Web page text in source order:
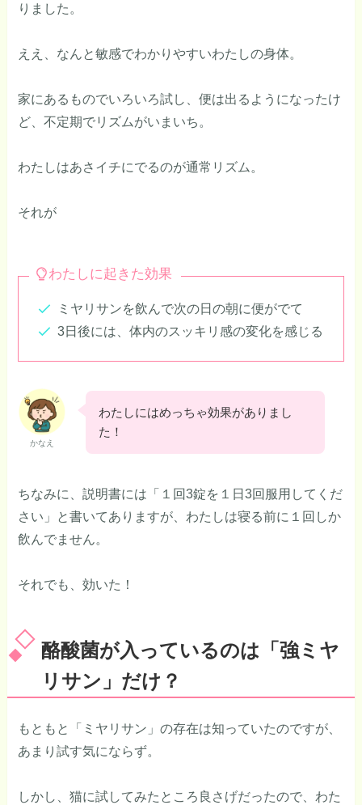
りました。
ええ、なんと敏感でわかりやすいわたしの身体。
家にあるものでいろいろ試し、便は出るようになったけ
ど、不定期でリズムがいまいち。
わたしはあさイチにでるのが通常リズム。
それが
わたしに起きた効果
ミヤリサンを飲んで次の日の朝に便がでて
3日後には、体内のスッキリ感の変化を感じる
かなえ
わたしにはめっちゃ効果がありまし
た！
ちなみに、説明書には「１回3錠を１日3回服用してくだ
さい」と書いてありますが、わたしは寝る前に１回しか
飲んでません。
それでも、効いた！
酪酸菌が入っているのは「強ミヤ
リサン」だけ？
もともと「ミヤリサン」の存在は知っていたのですが、
あまり試す気にならず。
しかし、猫に試してみたところ良さげだったので、わた